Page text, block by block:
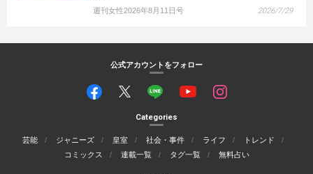
週刊女性2026年8月11日号 2026/7/29
公式アカウントをフォロー
Categories
芸能 ジャニーズ 皇室 社会・事件 ライフ
トレンド
コミックス
連載一覧 タグ一覧 無料占い